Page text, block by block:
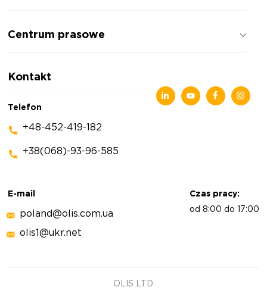
Opinie o firmie
Centrum prasowe
Artykuły
Kontakt
Telefon
+48-452-419-182
+38(068)-93-96-585
E-mail
poland@olis.com.ua
olis1@ukr.net
Czas pracy:
od 8:00 do 17:00
OLIS LTD